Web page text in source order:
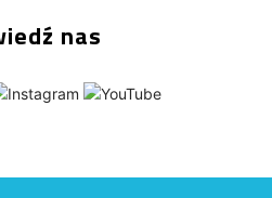
nas